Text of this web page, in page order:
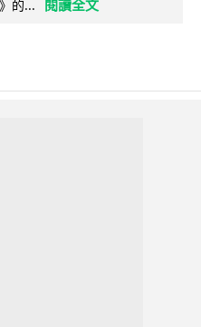
的...
閱讀全文